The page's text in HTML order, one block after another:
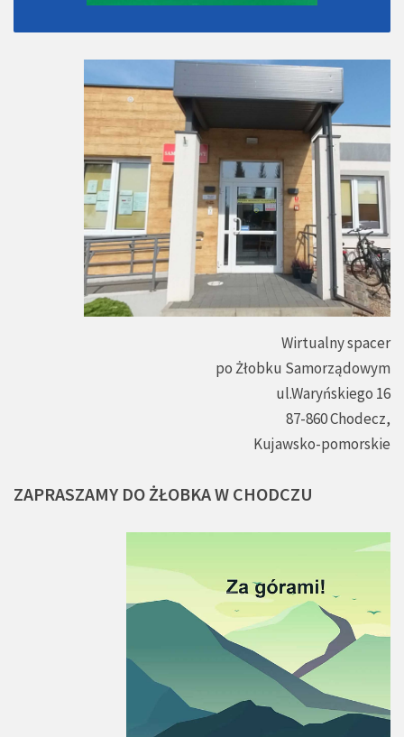
Wirtualny spacer
po Żłobku Samorządowym
ul.Waryńskiego 16
87-860 Chodecz,
Kujawsko-pomorskie
ZAPRASZAMY DO ŻŁOBKAW CHODCZU